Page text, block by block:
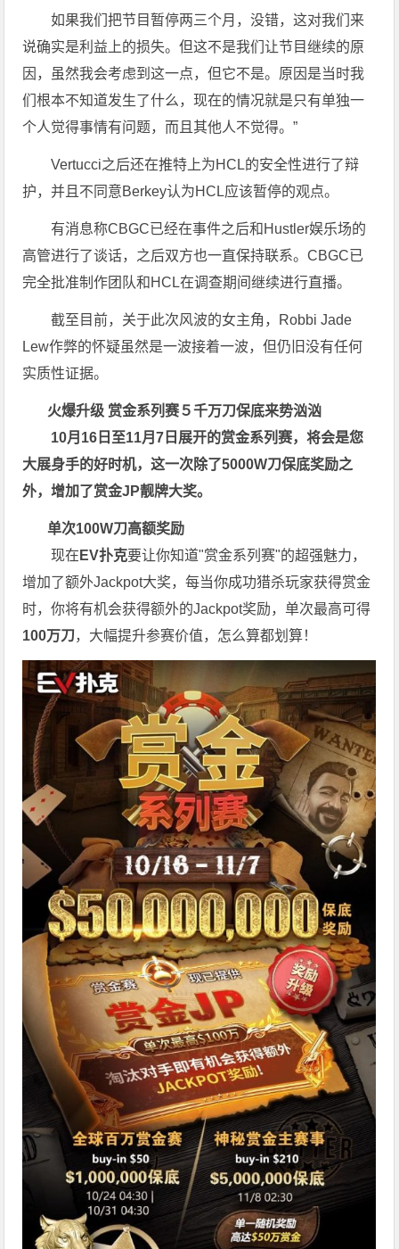
如果我们把节目暂停两三个月，没错，这对我们来
说确实是利益上的损失。但这不是我们让节目继续的原
因，虽然我会考虑到这一点，但它不是。原因是当时我
们根本不知道发生了什么，现在的情况就是只有单独一
个人觉得事情有问题，而且其他人不觉得。”
Vertucci之后还在推特上为HCL的安全性进行了辩
护，并且不同意Berkey认为HCL应该暂停的观点。
有消息称CBGC已经在事件之后和Hustler娱乐场的
高管进行了谈话，之后双方也一直保持联系。CBGC已
完全批准制作团队和HCL在调查期间继续进行直播。
截至目前，关于此次风波的女主角，Robbi Jade
Lew作弊的怀疑虽然是一波接着一波，但仍旧没有任何
实质性证据。
火爆升级 赏金系列赛５千万刀保底来势汹汹
10月16日至11月7日展开的赏金系列赛，将会是您
大展身手的好时机，这一次除了5000W刀保底奖励之
外，增加了赏金JP靓牌大奖。
单次100W刀高额奖励
现在 EV扑克要让你知道"赏金系列赛"的超强魅力，
增加了额外Jackpot大奖，每当你成功猎杀玩家获得赏金
时，你将有机会获得额外的Jackpot奖励，单次最高可得
100万刀，大幅提升参赛价值，怎么算都划算！